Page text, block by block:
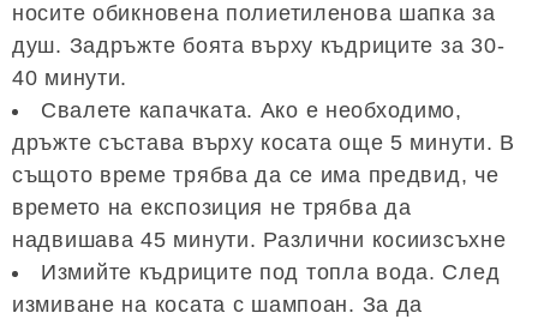
носите обикновена полиетиленова шапка за
душ. Задръжте боята върху къдриците за 30-
40 минути.
Свалете капачката. Ако е необходимо,
дръжте състава върху косата още 5 минути. В
същото време трябва да се има предвид, че
времето на експозиция не трябва да
надвишава 45 минути. Различни косиизсъхне
Измийте къдриците под топла вода. След
измиване на косата с шампоан. За да